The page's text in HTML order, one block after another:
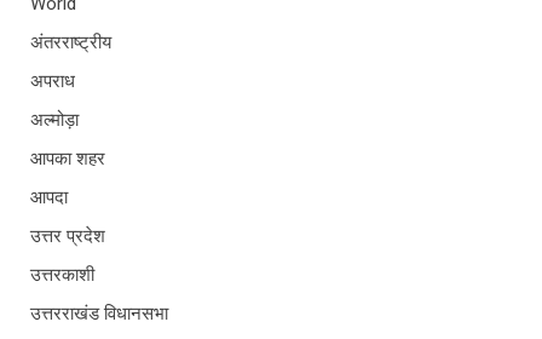
अंतरराष्ट्रीय
अपराध
अल्मोड़ा
आपका शहर
आपदा
उत्तर प्रदेश
उत्तरकाशी
उत्तरराखंड विधानसभा